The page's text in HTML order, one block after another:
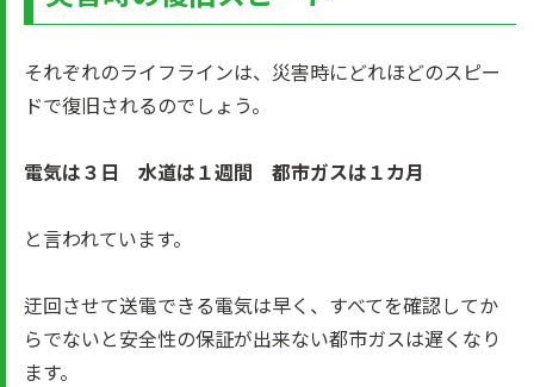
それぞれのライフラインは、災害時にどれほどのスピー
ドで復旧されるのでしょう。
電気は３日 水道は１週間 都市ガスは１カ月
と言われています。
迂回させて送電できる電気は早く、すべてを確認してか
らでないと安全性の保証が出来ない都市ガスは遅くなり
ます。